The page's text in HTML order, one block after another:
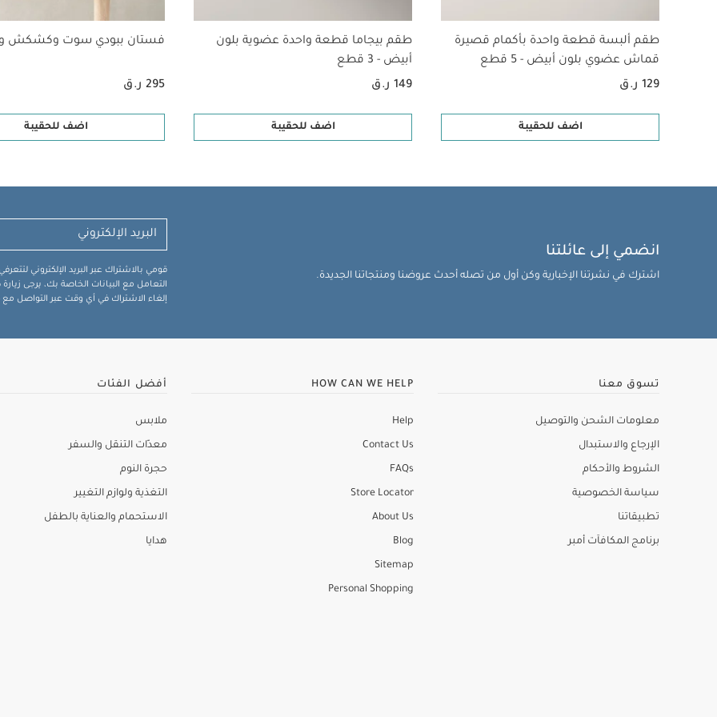
طقم ألبسة قطعة واحدة بأكمام قصيرة
قماش عضوي بلون أبيض - 5 قطع
129 ر.ق
اضف للحقيبة
طقم بيجاما قطعة واحدة عضوية بلون
أبيض - 3 قطع
149 ر.ق
اضف للحقيبة
فستان ببودي سوت وكشكش
295 ر.ق
اضف للحقيبة
انضمي إلى عائلتنا
اشترك في نشرتنا الإخبارية وكن أول من تصله أحدث عروضنا ومنتجاتنا الجديدة.
قومي بالاشتراك عبر البريد الإلكتروني
التعامل مع البيانات الخاصة بك، يرجى
إلغاء الاشتراك في أي وقت عبر التواصل مع
تسوق معنا
معلومات الشحن والتوصيل
الإرجاع والاستبدال
الشروط والأحكام
سياسة الخصوصية
تطبيقاتنا
برنامج المكافآت أمبر
HOW CAN WE HELP
Help
Contact Us
FAQs
Store Locator
About Us
Blog
Sitemap
Personal Shopping
أفضل الفئات
ملابس
معدّات التنقل والسفر
حجرة النوم
التغذية ولوازم التغيير
الاستحمام والعناية بالطفل
هدايا